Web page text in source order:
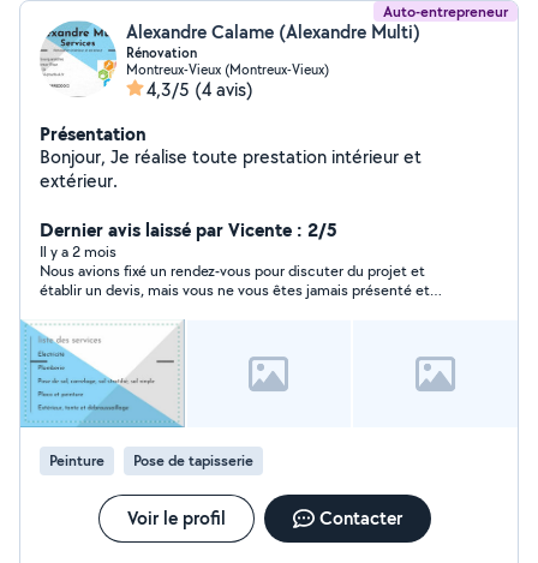
Auto-entrepreneur
Alexandre Calame (Alexandre Multi)
Rénovation
Montreux-Vieux (Montreux-Vieux)
4,3/5 (4 avis)
Présentation
Bonjour, Je réalise toute prestation intérieur et
extérieur.
Dernier avis laissé par Vicente : 2/5
Il y a 2 mois
Nous avions fixé un rendez‑vous pour discuter du projet et
établir un devis, mais vous ne vous êtes jamais présenté et
Peinture Pose de tapisserie
Voir le profil Contacter